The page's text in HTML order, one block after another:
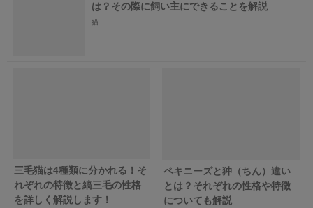
は？その際に飼い主にできることを解説
猫
三毛猫は4種類に分かれる！そ
れぞれの特徴と縞三毛の性格
を詳しく解説します！
ペキニーズと狆（ちん）違い
とは？それぞれの性格や特徴
についても解説